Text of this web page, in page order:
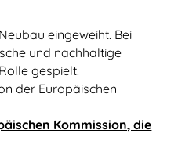
eingeweiht. Bei
und nachhaltige
gespielt.
der Europäischen
Kommission, die